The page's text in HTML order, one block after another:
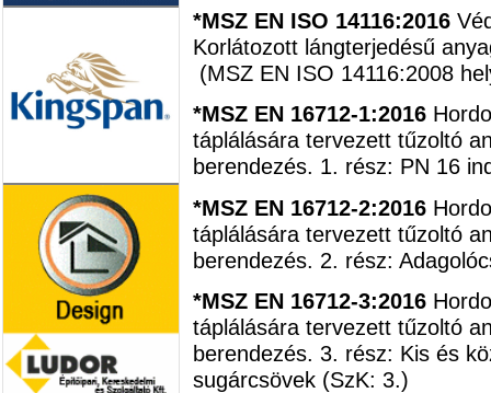
*MSZ EN ISO 14116:2016
Korlátozott lángterjedésű
(MSZ EN ISO 14116:2008
*MSZ EN 16712-1:2016
táplálására tervezett tűzoltó
berendezés. 1. rész: PN 16
*MSZ EN 16712-2:2016
táplálására tervezett tűzoltó
berendezés. 2. rész:
*MSZ EN 16712-3:2016
táplálására tervezett tűzoltó
berendezés. 3. rész: Kis és
sugárcsövek (SzK: 3.)